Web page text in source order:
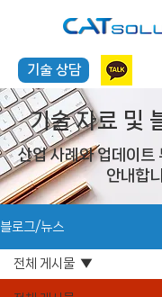
기술 상담
기술 자료 및
산업 사례와 업데이트
안내합
블로그/뉴스
전체 게시물